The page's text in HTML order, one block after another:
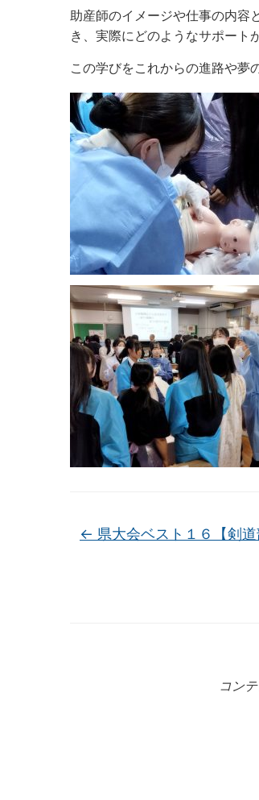
助産師のイメージや仕事の内容
き、実際にどのようなサポート
この学びをこれからの進路や夢
← 県大会ベスト１６【剣道
コン